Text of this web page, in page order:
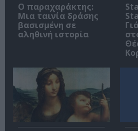
Ο παραχαράκτης:
Μια ταινία δράσης
βασισμένη σε
αληθινή ιστορία